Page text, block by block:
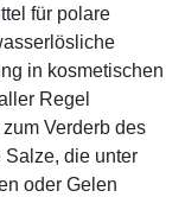
für polare
in kosmetischen
Regel
Verderb des
Salze, die unter
oder Gelen